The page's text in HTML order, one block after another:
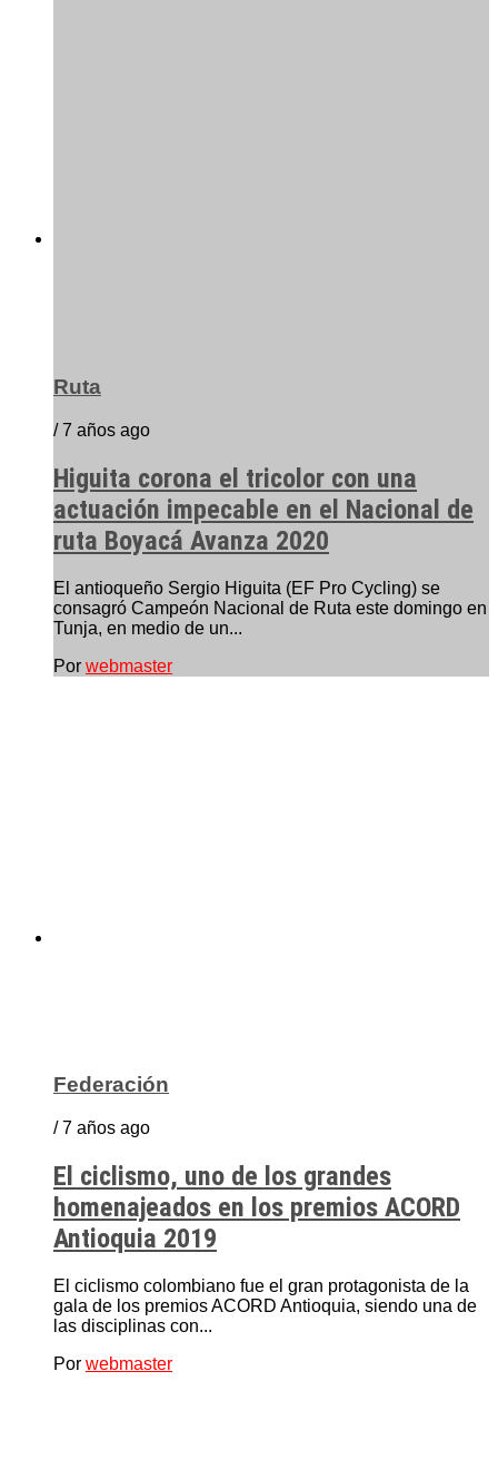
Ruta
/ 7 años ago
Higuita corona el tricolor con una
actuación impecable en el Nacional de
ruta Boyacá Avanza 2020
El antioqueño Sergio Higuita (EF Pro Cycling) se
consagró Campeón Nacional de Ruta este domingo en
Tunja, en medio de un...
Por webmaster
Federación
/ 7 años ago
El ciclismo, uno de los grandes
homenajeados en los premios ACORD
Antioquia 2019
El ciclismo colombiano fue el gran protagonista de la
gala de los premios ACORD Antioquia, siendo una de
las disciplinas con...
Por webmaster